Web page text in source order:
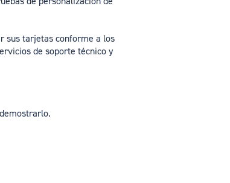
sus tarjetas conforme a los
de soporte técnico y